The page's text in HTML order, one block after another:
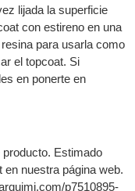
lijada la superficie
con estireno en una
para usarla como
el topcoat. Si
en ponerte en
Estimado
nuestra página web.
p7510895-